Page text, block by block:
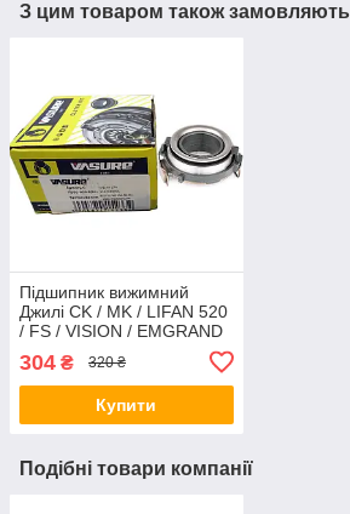
З цим товаром також замовляють
Підшипник вижимний
Джилі CK / MK / LIFAN 520
/ FS / VISION / EMGRAND
3160122001
304 ₴ 320 ₴
Купити
Подібні товари компанії